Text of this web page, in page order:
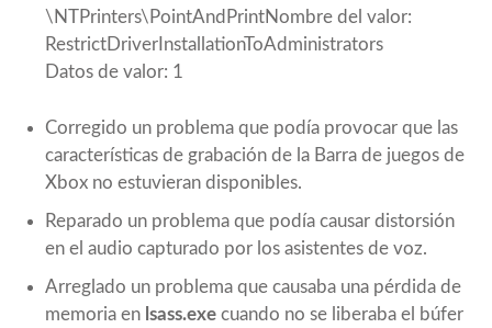
\NTPrinters\PointAndPrintNombre del valor:
RestrictDriverInstallationToAdministrators
Datos de valor: 1
Corregido un problema que podía provocar que las
características de grabación de la Barra de juegos de
Xbox no estuvieran disponibles.
Reparado un problema que podía causar distorsión
en el audio capturado por los asistentes de voz.
Arreglado un problema que causaba una pérdida de
memoria en lsass.exe cuando no se liberaba el búfer